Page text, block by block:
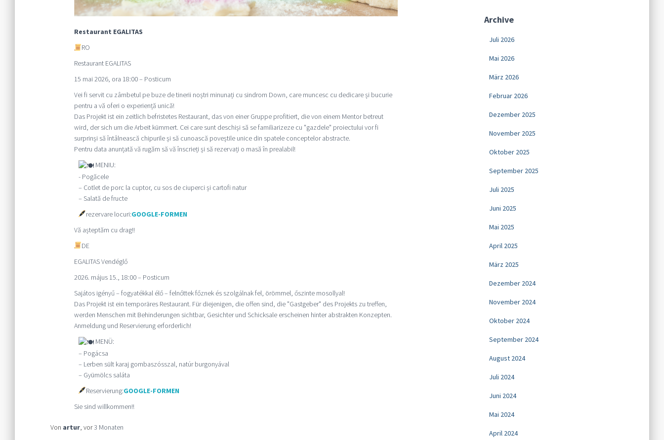
Restaurant EGALITAS
RO
Restaurant EGALITAS
15 mai 2026, ora 18:00 – Posticum
Vei fi servit cu zâmbetul pe buze de tinerii noștri minunați cu sindrom Down, care muncesc cu dedicare și bucurie
pentru a vă oferi o experiență unică!
Das Projekt ist ein zeitlich befristetes Restaurant, das von einer Gruppe profitiert, die von einem Mentor betreut
wird, der sich um die Arbeit kümmert. Cei care sunt deschiși să se familiarizeze cu "gazdele" proiectului vor fi
surprinși să întâlnească chipurile și să cunoască poveștile unice din spatele conceptelor abstracte.
Pentru data anunțată vă rugăm să vă înscrieți și să rezervați o masă în prealabil!
MENIU:
- Pogăcele
– Cotlet de porc la cuptor, cu sos de ciuperci și cartofi natur
– Salată de fructe
rezervare locuri:GOOGLE-FORMEN
Vă așteptăm cu drag!!
DE
EGALITAS Vendéglő
2026. május 15., 18:00 – Posticum
Sajátos igényű – fogyatékkal élő – felnőttek főznek és szolgálnak fel, örömmel, őszinte mosollyal!
Das Projekt ist ein temporäres Restaurant. Für diejenigen, die offen sind, die "Gastgeber" des Projekts zu treffen,
werden Menschen mit Behinderungen sichtbar, Gesichter und Schicksale erscheinen hinter abstrakten Konzepten.
Anmeldung und Reservierung erforderlich!
MENÜ:
– Pogácsa
– Lerben sült karaj gombaszósszal, natúr burgonyával
– Gyümölcs saláta
Reservierung:GOOGLE-FORMEN
Sie sind willkommen!!
Von artur , vor3 Monaten
Archive
Juli 2026
Mai 2026
März 2026
Februar 2026
Dezember 2025
November 2025
Oktober 2025
September 2025
Juli 2025
Juni 2025
Mai 2025
April 2025
März 2025
Dezember 2024
November 2024
Oktober 2024
September 2024
August 2024
Juli 2024
Juni 2024
Mai 2024
April 2024